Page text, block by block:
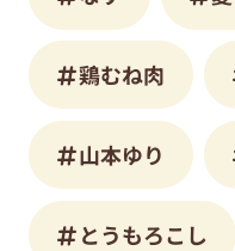
鶏むね肉
山本ゆり
とうもろこし